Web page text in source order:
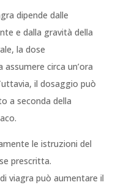
dipende dalle
e dalla gravità della
la dose
circa un’ora
il dosaggio può
a seconda della
le istruzioni del
prescritta.
viagra può aumentare il